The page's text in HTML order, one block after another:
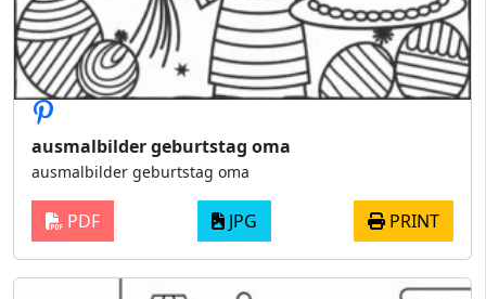
ausmalbilder geburtstag oma
ausmalbilder geburtstag oma
PDF JPG PRINT